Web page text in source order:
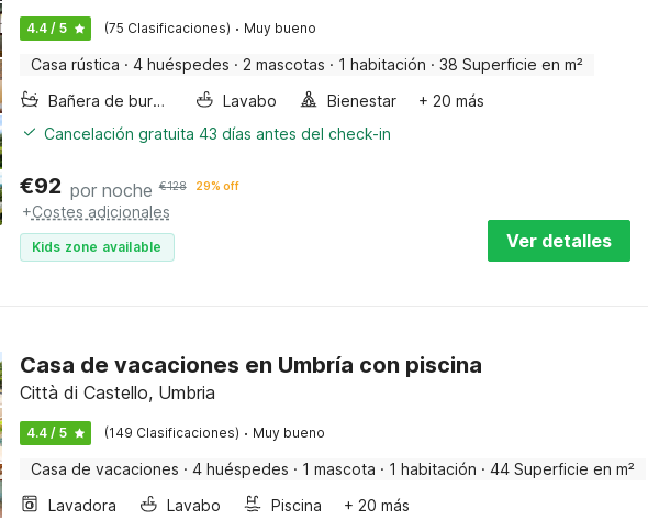
4.4 / 5 (75 Clasificaciones) · Muy bueno
Casa rústica · 4 huéspedes · 2 mascotas · 1 habitación · 38 Superficie en m²
Bañera de burbujas
Lavabo Bienestar
+ 20 más
Cancelación gratuita 43 días antes del check-in
€92 por noche €128 29% off
+Costes adicionales
Kids zone available Ver detalles
Casa de vacaciones en Umbría con piscina
Città di Castello, Umbria
4.4 / 5 (149 Clasificaciones) · Muy bueno
Casa de vacaciones · 4 huéspedes · 1 mascota · 1 habitación · 44 Superficie en m²
Lavadora
Lavabo Piscina
+ 20 más